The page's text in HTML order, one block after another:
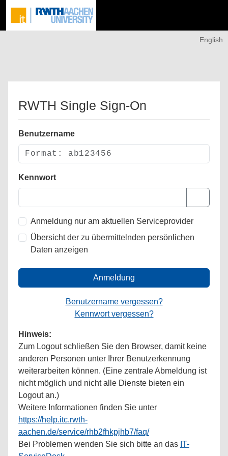
English
RWTH Single Sign-On
Benutzername
Kennwort
Anmeldung nur am aktuellen Serviceprovider
Übersicht der zu übermittelnden persönlichen
Daten anzeigen
Anmeldung
Benutzername vergessen?
Kennwort vergessen?
Hinweis:
Zum Logout schließen Sie den Browser, damit keine
anderen Personen unter Ihrer Benutzerkennung
weiterarbeiten können. (Eine zentrale Abmeldung ist
nicht möglich und nicht alle Dienste bieten ein
Logout an.)
Weitere Informationen finden Sie unter
https://help.itc.rwth-
aachen.de/service/rhb2fhkpjhb7/faq/
Bei Problemen wenden Sie sich bitte an das IT-